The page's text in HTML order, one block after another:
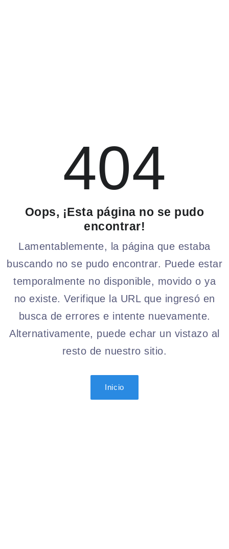
404
Oops, ¡Esta página no se pudo
encontrar!
Lamentablemente, la página que estaba
buscando no se pudo encontrar. Puede estar
temporalmente no disponible, movido o ya
no existe. Verifique la URL que ingresó en
busca de errores e intente nuevamente.
Alternativamente, puede echar un vistazo al
resto de nuestro sitio.
Inicio